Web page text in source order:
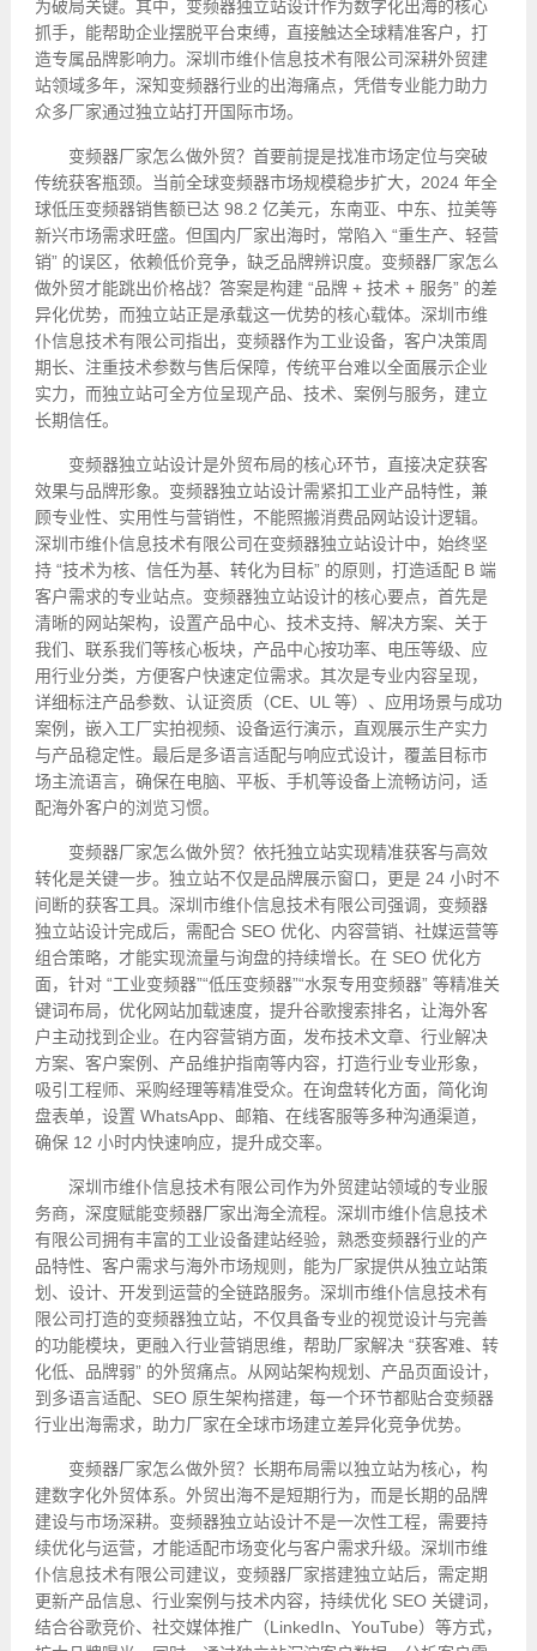
为破局关键。其中，变频器独立站设计作为数字化出海的核心
抓手，能帮助企业摆脱平台束缚，直接触达全球精准客户，打
造专属品牌影响力。深圳市维仆信息技术有限公司深耕外贸建
站领域多年，深知变频器行业的出海痛点，凭借专业能力助力
众多厂家通过独立站打开国际市场。
变频器厂家怎么做外贸？首要前提是找准市场定位与突破
传统获客瓶颈。当前全球变频器市场规模稳步扩大，2024 年全
球低压变频器销售额已达 98.2 亿美元，东南亚、中东、拉美等
新兴市场需求旺盛。但国内厂家出海时，常陷入 “重生产、轻营
销” 的误区，依赖低价竞争，缺乏品牌辨识度。变频器厂家怎么
做外贸才能跳出价格战？答案是构建 “品牌 + 技术 + 服务” 的差
异化优势，而独立站正是承载这一优势的核心载体。深圳市维
仆信息技术有限公司指出，变频器作为工业设备，客户决策周
期长、注重技术参数与售后保障，传统平台难以全面展示企业
实力，而独立站可全方位呈现产品、技术、案例与服务，建立
长期信任。
变频器独立站设计是外贸布局的核心环节，直接决定获客
效果与品牌形象。变频器独立站设计需紧扣工业产品特性，兼
顾专业性、实用性与营销性，不能照搬消费品网站设计逻辑。
深圳市维仆信息技术有限公司在变频器独立站设计中，始终坚
持 “技术为核、信任为基、转化为目标” 的原则，打造适配 B 端
客户需求的专业站点。变频器独立站设计的核心要点，首先是
清晰的网站架构，设置产品中心、技术支持、解决方案、关于
我们、联系我们等核心板块，产品中心按功率、电压等级、应
用行业分类，方便客户快速定位需求。其次是专业内容呈现，
详细标注产品参数、认证资质（CE、UL 等）、应用场景与成功
案例，嵌入工厂实拍视频、设备运行演示，直观展示生产实力
与产品稳定性。最后是多语言适配与响应式设计，覆盖目标市
场主流语言，确保在电脑、平板、手机等设备上流畅访问，适
配海外客户的浏览习惯。
变频器厂家怎么做外贸？依托独立站实现精准获客与高效
转化是关键一步。独立站不仅是品牌展示窗口，更是 24 小时不
间断的获客工具。深圳市维仆信息技术有限公司强调，变频器
独立站设计完成后，需配合 SEO 优化、内容营销、社媒运营等
组合策略，才能实现流量与询盘的持续增长。在 SEO 优化方
面，针对 “工业变频器”“低压变频器”“水泵专用变频器” 等精准关
键词布局，优化网站加载速度，提升谷歌搜索排名，让海外客
户主动找到企业。在内容营销方面，发布技术文章、行业解决
方案、客户案例、产品维护指南等内容，打造行业专业形象，
吸引工程师、采购经理等精准受众。在询盘转化方面，简化询
盘表单，设置 WhatsApp、邮箱、在线客服等多种沟通渠道，
确保 12 小时内快速响应，提升成交率。
深圳市维仆信息技术有限公司作为外贸建站领域的专业服
务商，深度赋能变频器厂家出海全流程。深圳市维仆信息技术
有限公司拥有丰富的工业设备建站经验，熟悉变频器行业的产
品特性、客户需求与海外市场规则，能为厂家提供从独立站策
划、设计、开发到运营的全链路服务。深圳市维仆信息技术有
限公司打造的变频器独立站，不仅具备专业的视觉设计与完善
的功能模块，更融入行业营销思维，帮助厂家解决 “获客难、转
化低、品牌弱” 的外贸痛点。从网站架构规划、产品页面设计，
到多语言适配、SEO 原生架构搭建，每一个环节都贴合变频器
行业出海需求，助力厂家在全球市场建立差异化竞争优势。
变频器厂家怎么做外贸？长期布局需以独立站为核心，构
建数字化外贸体系。外贸出海不是短期行为，而是长期的品牌
建设与市场深耕。变频器独立站设计不是一次性工程，需要持
续优化与运营，才能适配市场变化与客户需求升级。深圳市维
仆信息技术有限公司建议，变频器厂家搭建独立站后，需定期
更新产品信息、行业案例与技术内容，持续优化 SEO 关键词，
结合谷歌竞价、社交媒体推广（LinkedIn、YouTube）等方式，